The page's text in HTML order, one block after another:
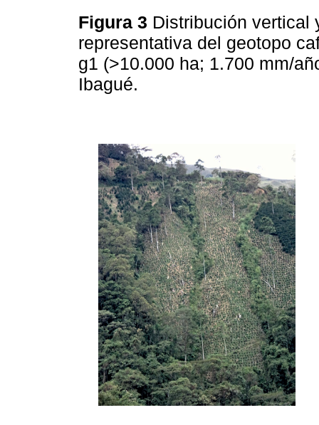
Figura 3 Distribución vertical
representativa del geotopo
g1 (>10.000 ha; 1.700 mm/
Ibagué.